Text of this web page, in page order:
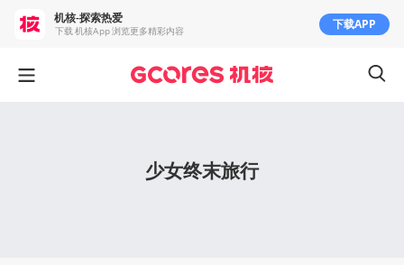
少女终末旅行
机核-探索热爱
下载 机核App 浏览更多精彩内容 下载APP